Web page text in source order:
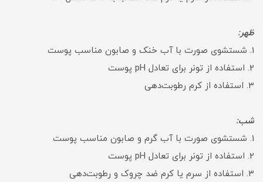
ظهر:
1. شستشوی صورت با آب خنک و صابون مناسب پوست
2. استفاده از تونر برای تعادل pH پوست
3. استفاده از کرم رطوبت‌دهی
شب:
1. شستشوی صورت با آب گرم و صابون مناسب پوست
2. استفاده از تونر برای تعادل pH پوست
3. استفاده از سرم یا کرم ضد چروک و رطوبت‌دهی